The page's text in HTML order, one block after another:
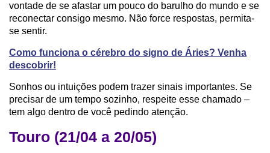
vontade de se afastar um pouco do barulho do mundo e se
reconectar consigo mesmo. Não force respostas, permita-
se sentir.
Como funciona o cérebro do signo de Áries? Venha
descobrir!
Sonhos ou intuições podem trazer sinais importantes. Se
precisar de um tempo sozinho, respeite esse chamado –
tem algo dentro de você pedindo atenção.
Touro (21/04 a 20/05)